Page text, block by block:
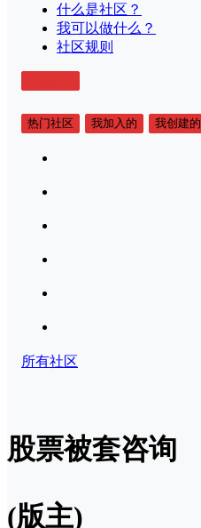
什么是社区？
我可以做什么？
社区规则
热门社区 我加入的 我创建的
所有社区
股票被套咨询
(版主)